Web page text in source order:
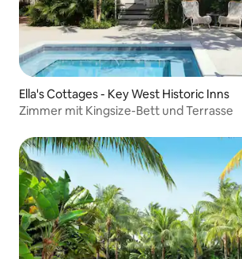
Ella's Cottages - Key West Historic Inns
Zimmer mit Kingsize-Bett und Terrasse